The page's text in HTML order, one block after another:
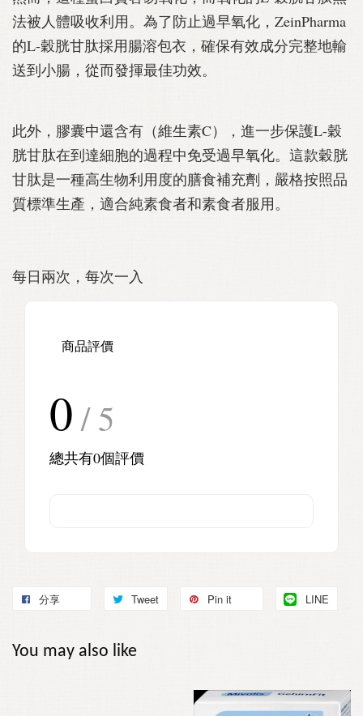
法被人體吸收利用。為了防止過早氧化，ZeinPharma
的L-穀胱甘肽採用腸溶包衣，確保有效成分完整地輸
送到小腸，從而發揮最佳功效。
此外，膠囊中還含有（維生素C），進一步保護L-穀
胱甘肽在到達細胞的過程中免受過早氧化。這款穀胱
甘肽是一種高生物利用度的膳食補充劑，嚴格按照品
質標準生產，適合純素食者和素食者服用。
每日兩次，每次一入
商品評價
0 / 5
總共有0個評價
分享 Tweet Pin it LINE
You may also like